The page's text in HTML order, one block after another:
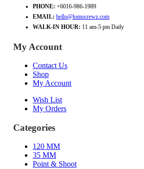
PHONE: +6016-986-1989
EMAIL: hello@lomocrewz.com
WALK-IN HOUR: 11 am-5 pm Daily
My Account
Contact Us
Shop
My Account
Wish List
My Orders
Categories
120 MM
35 MM
Point & Shoot